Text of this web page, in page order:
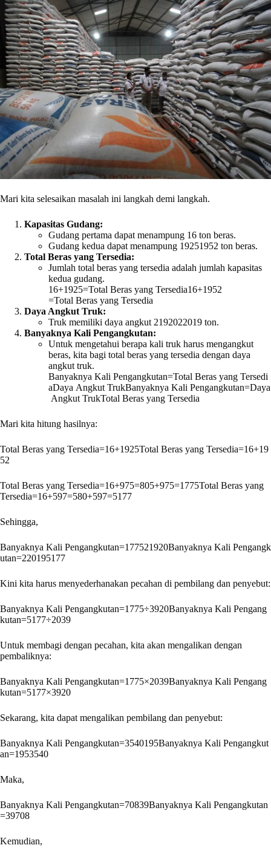
Mari kita selesaikan masalah ini langkah demi langkah.
Kapasitas Gudang:
Gudang pertama dapat menampung 16 ton beras.
Gudang kedua dapat menampung 19251952 ton beras.
Total Beras yang Tersedia:
Jumlah total beras yang tersedia adalah jumlah kapasitas
kedua gudang.
16+1925=Total Beras yang Tersedia16+1952
=Total Beras yang Tersedia
Daya Angkut Truk:
Truk memiliki daya angkut 2192022019 ton.
Banyaknya Kali Pengangkutan:
Untuk mengetahui berapa kali truk harus mengangkut
beras, kita bagi total beras yang tersedia dengan daya
angkut truk.
Banyaknya Kali Pengangkutan=Total Beras yang Tersedi
aDaya Angkut TrukBanyaknya Kali Pengangkutan=Daya
Angkut TrukTotal Beras yang Tersedia
Mari kita hitung hasilnya:
Total Beras yang Tersedia=16+1925Total Beras yang Tersedia=16+19
52
Total Beras yang Tersedia=16+975=805+975=1775Total Beras yang
Tersedia=16+597=580+597=5177
Sehingga,
Banyaknya Kali Pengangkutan=177521920Banyaknya Kali Pengangk
utan=220195177
Kini kita harus menyederhanakan pecahan di pembilang dan penyebut:
Banyaknya Kali Pengangkutan=1775÷3920Banyaknya Kali Pengang
kutan=5177÷2039
Untuk membagi dengan pecahan, kita akan mengalikan dengan
pembaliknya:
Banyaknya Kali Pengangkutan=1775×2039Banyaknya Kali Pengang
kutan=5177×3920
Sekarang, kita dapat mengalikan pembilang dan penyebut:
Banyaknya Kali Pengangkutan=3540195Banyaknya Kali Pengangkut
an=1953540
Maka,
Banyaknya Kali Pengangkutan=70839Banyaknya Kali Pengangkutan
=39708
Kemudian,